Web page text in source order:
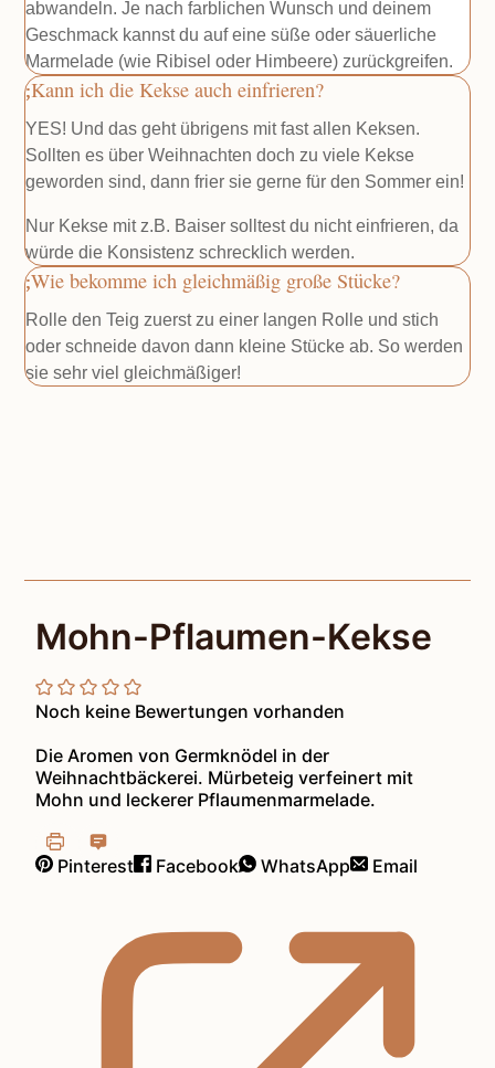
abwandeln. Je nach farblichen Wunsch und deinem
Geschmack kannst du auf eine süße oder säuerliche
Marmelade (wie Ribisel oder Himbeere) zurückgreifen.
Kann ich die Kekse auch einfrieren?
YES! Und das geht übrigens mit fast allen Keksen.
Sollten es über Weihnachten doch zu viele Kekse
geworden sind, dann frier sie gerne für den Sommer ein!
Nur Kekse mit z.B. Baiser solltest du nicht einfrieren, da
würde die Konsistenz schrecklich werden.
Wie bekomme ich gleichmäßig große Stücke?
Rolle den Teig zuerst zu einer langen Rolle und stich
oder schneide davon dann kleine Stücke ab. So werden
sie sehr viel gleichmäßiger!
Mohn-Pflaumen-Kekse
Noch keine Bewertungen vorhanden
Die Aromen von Germknödel in der
Weihnachtbäckerei. Mürbeteig verfeinert mit
Mohn und leckerer Pflaumenmarmelade.
Pinterest Facebook WhatsApp Email